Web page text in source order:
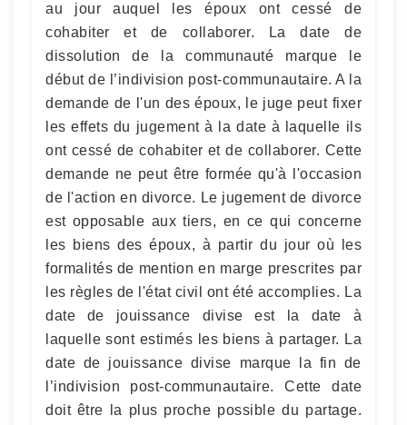
au jour auquel les époux ont cessé de
cohabiter et de collaborer. La date de
dissolution de la communauté marque le
début de l’indivision post-communautaire. A la
demande de l'un des époux, le juge peut fixer
les effets du jugement à la date à laquelle ils
ont cessé de cohabiter et de collaborer. Cette
demande ne peut être formée qu'à l'occasion
de l'action en divorce. Le jugement de divorce
est opposable aux tiers, en ce qui concerne
les biens des époux, à partir du jour où les
formalités de mention en marge prescrites par
les règles de l'état civil ont été accomplies. La
date de jouissance divise est la date à
laquelle sont estimés les biens à partager. La
date de jouissance divise marque la fin de
l’indivision post-communautaire. Cette date
doit être la plus proche possible du partage.